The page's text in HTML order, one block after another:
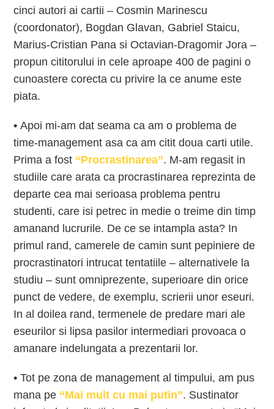
cinci autori ai cartii – Cosmin Marinescu
(coordonator), Bogdan Glavan, Gabriel Staicu,
Marius-Cristian Pana si Octavian-Dragomir Jora –
propun cititorului in cele aproape 400 de pagini o
cunoastere corecta cu privire la ce anume este
piata.
•Apoi mi-am dat seama ca am o problema de
time-management asa ca am citit doua carti utile.
Prima a fost “Procrastinarea”. M-am regasit in
studiile care arata ca procrastinarea reprezinta de
departe cea mai serioasa problema pentru
studenti, care isi petrec in medie o treime din timp
amanand lucrurile. De ce se intampla asta? In
primul rand, camerele de camin sunt pepiniere de
procrastinatori intrucat tentatiile – alternativele la
studiu – sunt omniprezente, superioare din orice
punct de vedere, de exemplu, scrierii unor eseuri.
In al doilea rand, termenele de predare mari ale
eseurilor si lipsa pasilor intermediari provoaca o
amanare indelungata a prezentarii lor.
• Tot pe zona de management al timpului, am pus
mana pe “Mai mult cu mai putin”. Sustinator